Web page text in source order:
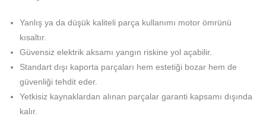
Yanlış ya da düşük kaliteli parça kullanımı motor ömrünü
kısaltır.
Güvensiz elektrik aksamı yangın riskine yol açabilir.
Standart dışı kaporta parçaları hem estetiği bozar hem de
güvenliği tehdit eder.
Yetkisiz kaynaklardan alınan parçalar garanti kapsamı dışında
kalır.